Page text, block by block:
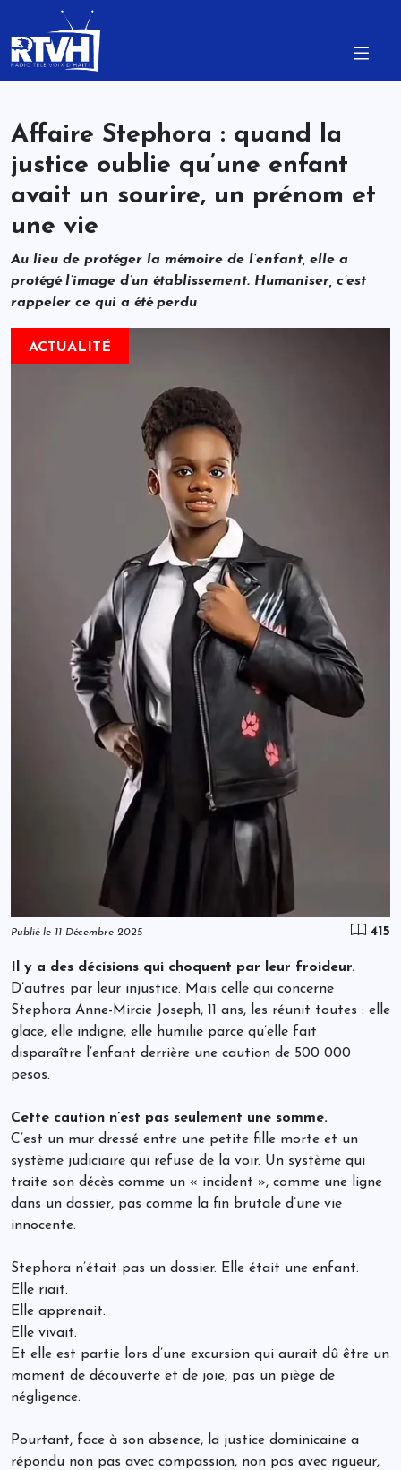
Affaire Stephora : quand la
justice oublie qu’une enfant
avait un sourire, un prénom et
une vie
Au lieu de protéger la mémoire de l’enfant, elle a
protégé l’image d’un établissement. Humaniser, c’est
rappeler ce qui a été perdu
ACTUALITÉ
Publié le 11-Décembre-2025 415
Il y a des décisions qui choquent par leur froideur.
D’autres par leur injustice. Mais celle qui concerne
Stephora Anne-Mircie Joseph, 11 ans, les réunit toutes : elle
glace, elle indigne, elle humilie parce qu’elle fait
disparaître l’enfant derrière une caution de 500 000
pesos.
Cette caution n’est pas seulement une somme.
C’est un mur dressé entre une petite fille morte et un
système judiciaire qui refuse de la voir. Un système qui
traite son décès comme un « incident », comme une ligne
dans un dossier, pas comme la fin brutale d’une vie
innocente.
Stephora n’était pas un dossier. Elle était une enfant.
Elle riait.
Elle apprenait.
Elle vivait.
Et elle est partie lors d’une excursion qui aurait dû être un
moment de découverte et de joie, pas un piège de
négligence.
Pourtant, face à son absence, la justice dominicaine a
répondu non pas avec compassion, non pas avec rigueur,